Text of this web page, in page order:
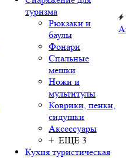
туризма
Рюкзаки и
баулы
Фонари
Спальные
мешки
Ножи и
мультитулы
Коврики, пенки,
сидушки
Аксессуары
+ ЕЩЕ 3
Кухня туристическая